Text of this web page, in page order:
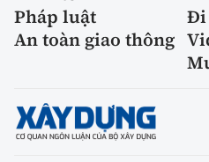
Pháp luật
Đi
An toàn giao thông